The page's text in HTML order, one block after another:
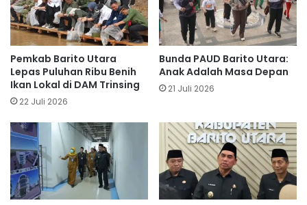
Pemkab Barito Utara
Lepas Puluhan Ribu Benih
Ikan Lokal di DAM Trinsing
22 Juli 2026
Bunda PAUD Barito Utara:
Anak Adalah Masa Depan
21 Juli 2026